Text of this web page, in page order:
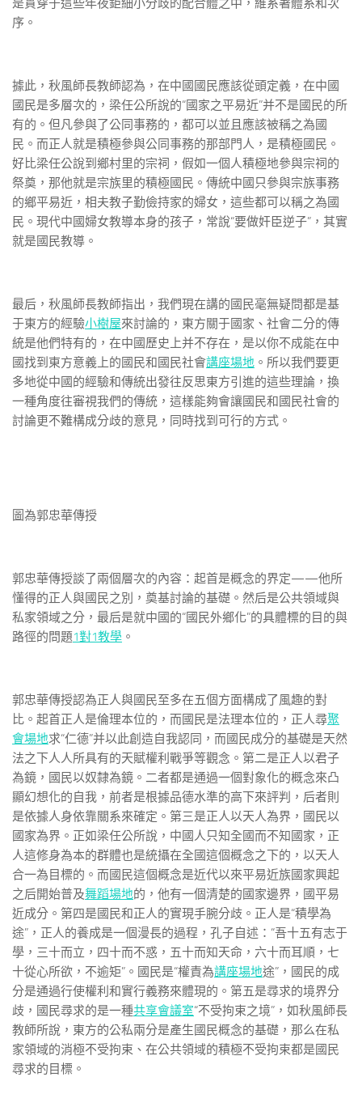
是貫穿于這些年夜鉅細小分歧的配合體之中，維系著體系和次
序。
據此，秋風師長教師認為，在中國國民應該從頭定義，在中國
國民是多層次的，梁任公所說的“國家之平易近”并不是國民的所
有的。但凡參與了公同事務的，都可以並且應該被稱之為國
民。而正人就是積極參與公同事務的那部門人，是積極國民。
好比梁任公說到鄉村里的宗祠，假如一個人積極地參與宗祠的
祭奠，那他就是宗族里的積極國民。傳統中國只參與宗族事務
的鄉平易近，相夫教子勤儉持家的婦女，這些都可以稱之為國
民。現代中國婦女教導本身的孩子，常說“要做奸臣逆子”，其實
就是國民教導。
最后，秋風師長教師指出，我們現在講的國民毫無疑問都是基
于東方的經驗小樹屋來討論的，東方關于國家、社會二分的傳
統是他們特有的，在中國歷史上并不存在，是以你不成能在中
國找到東方意義上的國民和國民社會講座場地 。所以我們要更
多地從中國的經驗和傳統出發往反思東方引進的這些理論，換
一種角度往審視我們的傳統，這樣能夠會讓國民和國民社會的
討論更不難構成分歧的意見，同時找到可行的方式。
圖為郭忠華傳授
郭忠華傳授談了兩個層次的內容：起首是概念的界定——他所
懂得的正人與國民之別，奠基討論的基礎。然后是公共領域與
私家領域之分，最后是就中國的“國民外鄉化”的具體標的目的與
路徑的問題1對1教學 。
郭忠華傳授認為正人與國民至多在五個方面構成了風趣的對
比。起首正人是倫理本位的，而國民是法理本位的，正人尋聚
會場地求“仁德”并以此創造自我認同，而國民成分的基礎是天然
法之下人人所具有的天賦權利戰爭等觀念。第二是正人以君子
為鏡，國民以奴隸為鏡。二者都是通過一個對象化的概念來凸
顯幻想化的自我，前者是根據品德水準的高下來評判，后者則
是依據人身依靠關系來確定。第三是正人以天人為界，國民以
國家為界。正如梁任公所說，中國人只知全國而不知國家，正
人這修身為本的群體也是統攝在全國這個概念之下的，以天人
合一為目標的。而國民這個概念是近代以來平易近族國家興起
之后開始普及舞蹈場地的，他有一個清楚的國家邊界，國平易
近成分。第四是國民和正人的實現手腕分歧。正人是“積學為
途”，正人的養成是一個漫長的過程，孔子自述：“吾十五有志于
學，三十而立，四十而不惑，五十而知天命，六十而耳順，七
十從心所欲，不逾矩”。國民是“權責為講座場地途”，國民的成
分是通過行使權利和實行義務來體現的。第五是尋求的境界分
歧，國民尋求的是一種共享會議室“不受拘束之境”，如秋風師長
教師所說，東方的公私兩分是產生國民概念的基礎，那么在私
家領域的消極不受拘束、在公共領域的積極不受拘束都是國民
尋求的目標。